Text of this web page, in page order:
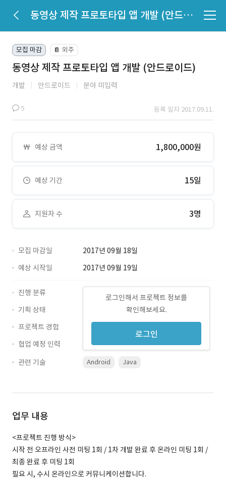
동영상 제작 프로토타입 앱 개발 (안드로이드)
모집 마감 📔 외주
동영상 제작 프로토타입 앱 개발 (안드로이드)
개발 안드로이드 분야 미입력
5 등록 일자 2017.09.11.
예상 금액 1,800,000원
예상 기간 15일
지원자 수 3명
모집 마감일
2017년 09월 18일
예상 시작일
2017년 09월 19일
로그인해서 프로젝트 정보를
확인해보세요.
로그인
진행 분류
기획 상태
프로젝트 경험
협업 예정 인력
관련 기술
Android Java
업무 내용
<프로젝트 진행 방식>
시작 전 오프라인 사전 미팅 1회 / 1차 개발 완료 후 온라인 미팅 1회 /
최종 완료 후 미팅 1회
필요 시, 수시 온라인으로 커뮤니케이션합니다.